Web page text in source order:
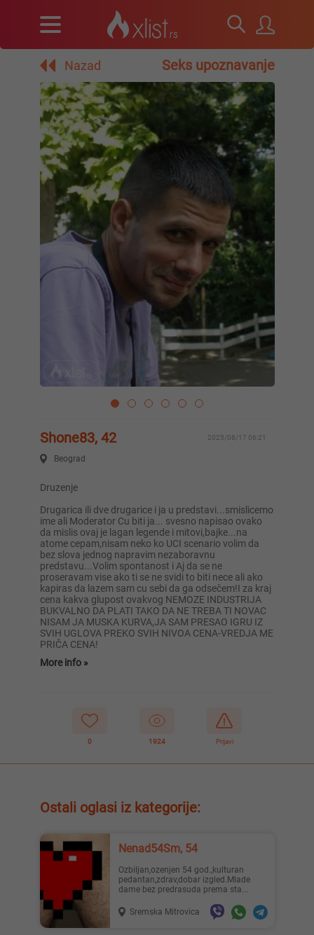
Nazad Seks upoznavanje
Shone83, 42 2025/08/17 06:21
Beograd
Druzenje
Drugarica ili dve drugarice i ja u predstavi...smislicemo
ime ali Moderator Cu biti ja... svesno napisao ovako
da mislis ovaj je lagan legende i mitovi,bajke...na
atome cepam,nisam neko ko UCI scenario volim da
bez slova jednog napravim nezaboravnu
predstavu...Volim spontanost i Aj da se ne
proseravam vise ako ti se ne svidi to biti nece ali ako
kapiras da lazem sam cu sebi da ga odsečem!I za kraj
cena kakva glupost ovakvog NEMOZE INDUSTRIJA
BUKVALNO DA PLATI TAKO DA NE TREBA TI NOVAC
NISAM JA MUSKA KURVA,JA SAM PRESAO IGRU IZ
SVIH UGLOVA PREKO SVIH NIVOA CENA-VREDJA ME
PRIČA CENA!
More info »
0 1924 Prijavi
Ostali oglasi iz kategorije:
Nenad54Sm, 54
Ozbiljan,ozenjen 54 god.,kulturan
pedantan,zdrav,dobar izgled.Mlade
dame bez predrasuda prema sta...
Sremska Mitrovica